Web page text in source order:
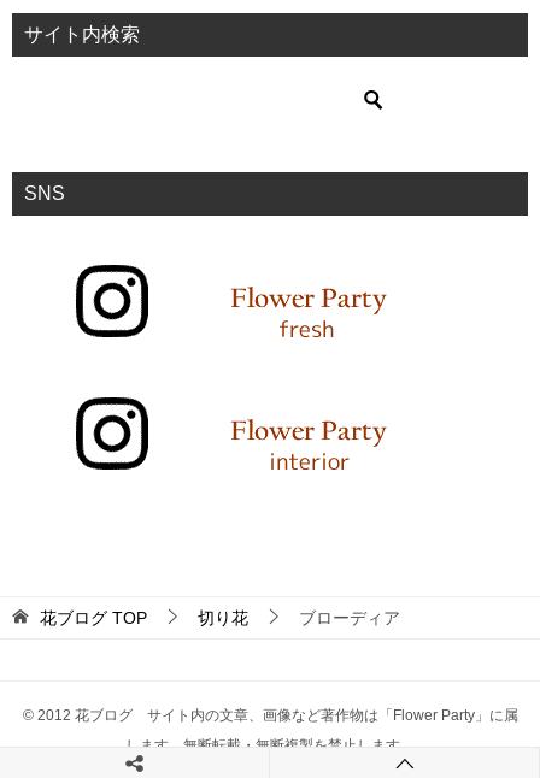
サイト内検索
SNS
花ブログ TOP 切り花 ブローディア
© 2012 花ブログ サイト内の文章、画像など著作物は「Flower Party」に属
します。無断転載・無断複製を禁止します。